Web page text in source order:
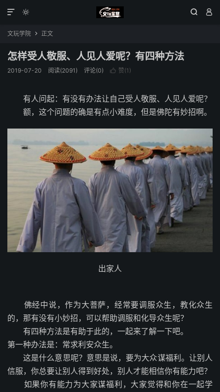
  

文玩学院  正文
怎样受人敬服、人见人爱呢？有四种方法
2019-07-20 阅读(2091) 评论(0)  赞(1 )
有人问起：有没有办法让自己受人敬服、人见人爱呢？
额，这个问题的确是有点小难度，但是佛陀有妙招啊。
出家人
佛经中说，作为大菩萨，经常要调服众生，教化众生
的，那有没有小妙招，可以帮助调服和化导众生呢？
有四种方法是有助于此的，一起来了解一下吧。
第一种办法是：常求利安众生。
这是什么意思呢？意思是说，要为大众谋福利。让别人
信服，你总要让别人得到好处，别人才能相信你有能力吧？
如果你有能力为大家谋福利，大家觉得和你在一起学